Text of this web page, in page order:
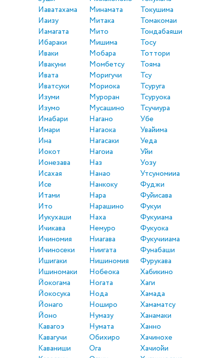
Иаватахама
Иаизу
Иамагата
Ибараки
Иваки
Ивакуни
Ивата
Иватсуки
Изуми
Изумо
Имабари
Имари
Ина
Иокот
Ионезава
Исахая
Исе
Итами
Ито
Иукухаши
Ичикава
Ичиномия
Ичиносеки
Ишигаки
Ишиномаки
Йокогама
Йокосука
Йонаго
Йоно
Кавагоэ
Кавагучи
Каваниши
Минамата
Митака
Мито
Мишима
Мобара
Момбетсу
Моригучи
Мориока
Муроран
Мусашино
Нагано
Нагаока
Нагасаки
Нагоиа
Наз
Нанао
Нанкоку
Нара
Нарашино
Наха
Немуро
Ниагава
Ниигата
Нишиномия
Нобеока
Ногата
Нода
Ноширо
Нумазу
Нумата
Обихиро
Ога
Токушима
Томакомаи
Тондабаяши
Тосу
Тоттори
Тояма
Тсу
Тсуруга
Тсуруока
Тсучиура
Убе
Увайима
Уеда
Уйи
Уозу
Утсуномииа
Фуджи
Фуйисава
Фукуи
Фукуиама
Фукуока
Фукучииама
Фунабаши
Фурукава
Хабикино
Хаги
Хамада
Хамаматсу
Ханамаки
Ханно
Хачинохе
Хачиойи